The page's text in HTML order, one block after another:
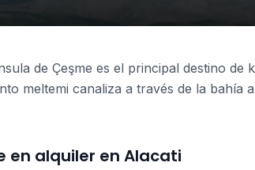
de Çeşme es el principal destino
meltemi canaliza a través de la bahía
en alquiler en Alacati